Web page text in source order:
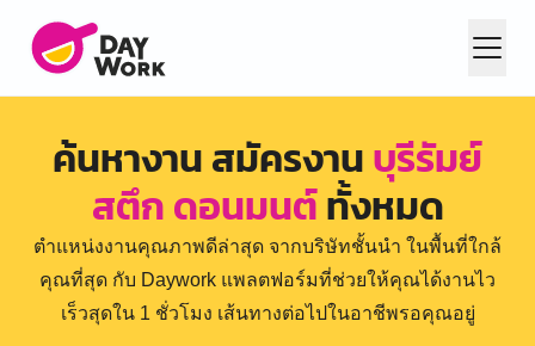
ค้นหางาน สมัครงานบุรีรัมย์
สตึก ดอนมนต์ทั้งหมด
ตำแหน่งงานคุณภาพดีล่าสุด จากบริษัทชั้นนำ ในพื้นที่ใกล้
คุณที่สุด กับ Daywork แพลตฟอร์มที่ช่วยให้คุณได้งานไว
เร็วสุดใน 1 ชั่วโมง เส้นทางต่อไปในอาชีพรอคุณอยู่